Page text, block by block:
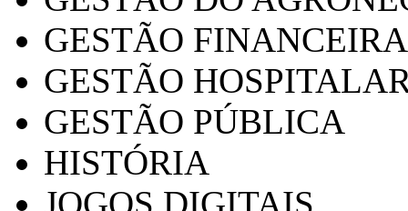
GESTÃO FINANCEIRA
GESTÃO
GESTÃO PÚBLICA
HISTÓRIA
JOGOS DIGITAIS